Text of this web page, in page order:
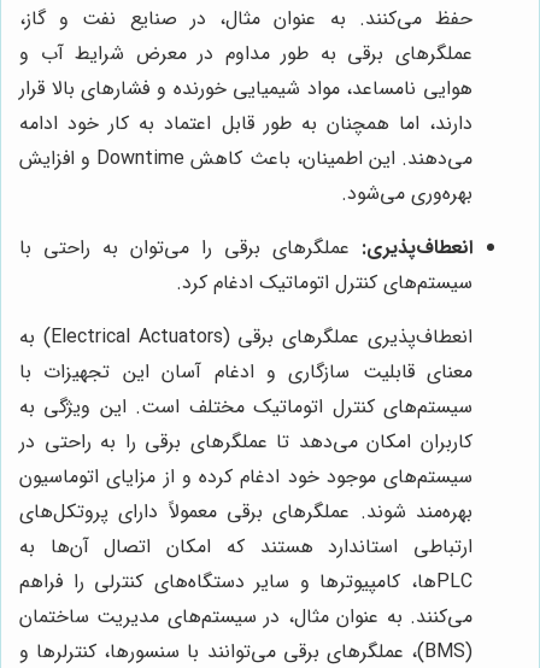
حفظ می‌کنند. به عنوان مثال، در صنایع نفت و گاز،
عملگرهای برقی به طور مداوم در معرض شرایط آب و
هوایی نامساعد، مواد شیمیایی خورنده و فشارهای بالا قرار
دارند، اما همچنان به طور قابل اعتماد به کار خود ادامه
می‌دهند. این اطمینان، باعث کاهش Downtime و افزایش
بهره‌وری می‌شود.
انعطاف‌پذیری: عملگرهای برقی را می‌توان به راحتی با
سیستم‌های کنترل اتوماتیک ادغام کرد.
انعطاف‌پذیری عملگرهای برقی (Electrical Actuators) به
معنای قابلیت سازگاری و ادغام آسان این تجهیزات با
سیستم‌های کنترل اتوماتیک مختلف است. این ویژگی به
کاربران امکان می‌دهد تا عملگرهای برقی را به راحتی در
سیستم‌های موجود خود ادغام کرده و از مزایای اتوماسیون
بهره‌مند شوند. عملگرهای برقی معمولاً دارای پروتکل‌های
ارتباطی استاندارد هستند که امکان اتصال آن‌ها به
PLCها، کامپیوترها و سایر دستگاه‌های کنترلی را فراهم
می‌کنند. به عنوان مثال، در سیستم‌های مدیریت ساختمان
(BMS)، عملگرهای برقی می‌توانند با سنسورها، کنترلرها و